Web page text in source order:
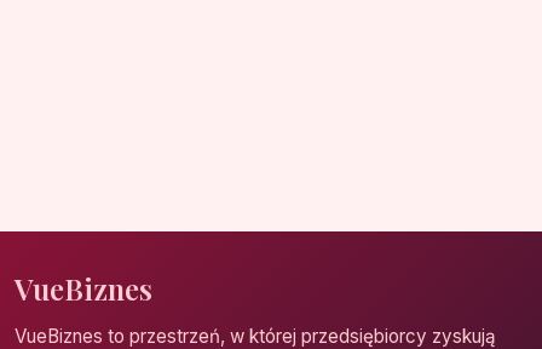
VueBiznes
VueBiznes to przestrzeń, w której przedsiębiorcy zyskują